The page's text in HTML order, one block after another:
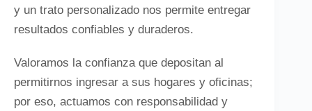
y un trato personalizado nos permite entregar
resultados confiables y duraderos.
Valoramos la confianza que depositan al
permitirnos ingresar a sus hogares y oficinas;
por eso, actuamos con responsabilidad y